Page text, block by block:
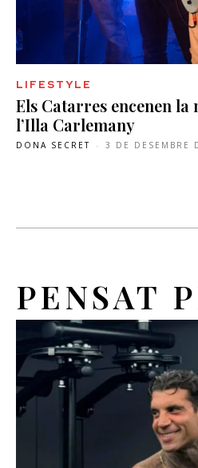
LIFESTYLE
Els Catarres encenen la
l’Illa Carlemany
DONA SECRET - 3 DE DESEMBRE
PENSAT